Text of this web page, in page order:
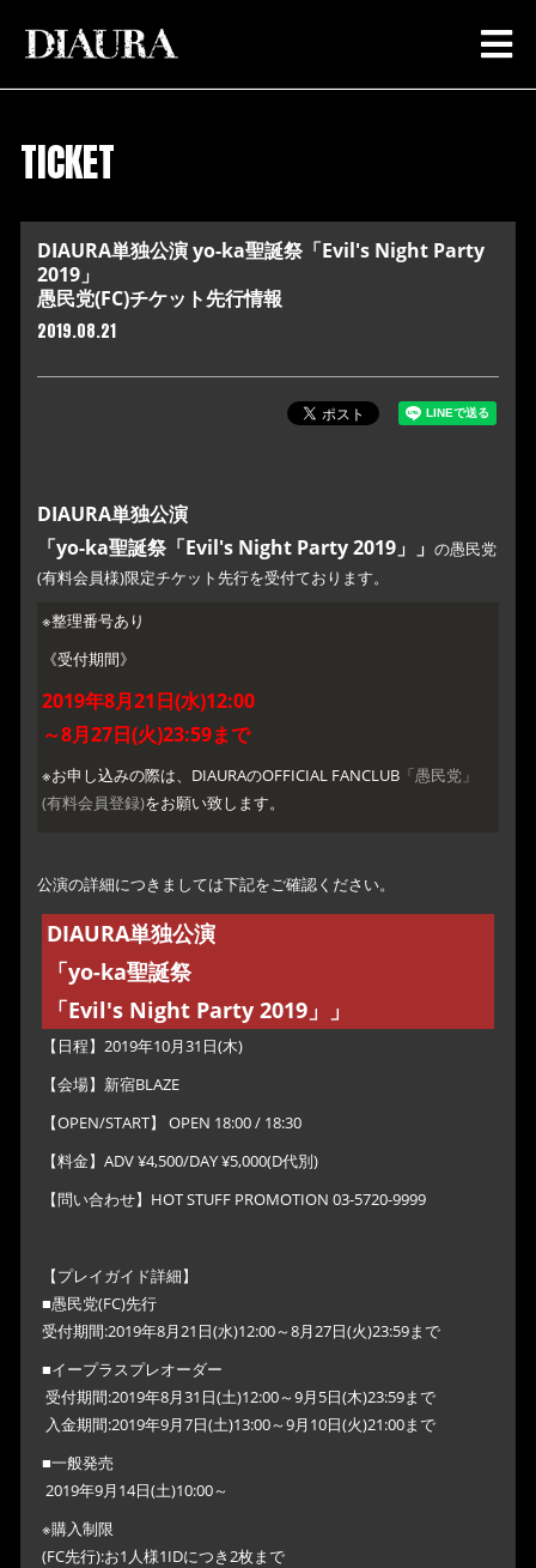
TICKET
DIAURA単独公演 yo-ka聖誕祭「Evil's Night Party
2019」
愚民党(FC)チケット先行情報
2019.08.21
DIAURA単独公演
「yo-ka聖誕祭「Evil's Night Party 2019」」 の愚民党
(有料会員様)限定チケット先行を受付ております。
※整理番号あり
《受付期間》
2019年8月21日(水)12:00
～8月27日(火)23:59まで
※お申し込みの際は、DIAURAのOFFICIAL FANCLUB「愚民党」
(有料会員登録)をお願い致します。
公演の詳細につきましては下記をご確認ください。
DIAURA単独公演
「yo-ka聖誕祭
「Evil's Night Party 2019」」
【日程】2019年10月31日(木)
【会場】新宿BLAZE
【OPEN/START】 OPEN 18:00 / 18:30
【料金】ADV ¥4,500/DAY ¥5,000(D代別)
【問い合わせ】HOT STUFF PROMOTION 03-5720-9999
【プレイガイド詳細】
■愚民党(FC)先行
受付期間:2019年8月21日(水)12:00～8月27日(火)23:59まで
■イープラスプレオーダー
受付期間:2019年8月31日(土)12:00～9月5日(木)23:59まで
入金期間:2019年9月7日(土)13:00～9月10日(火)21:00まで
■一般発売
2019年9月14日(土)10:00～
※購入制限
(FC先行):お1人様1IDにつき2枚まで